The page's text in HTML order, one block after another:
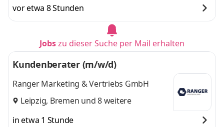
vor etwa 8 Stunden
Jobszu dieser Suche per Mail erhalten
Kundenberater (m/w/d)
Ranger Marketing & Vertriebs GmbH
Leipzig, Bremen und 8 weitere
in etwa 1 Stunde